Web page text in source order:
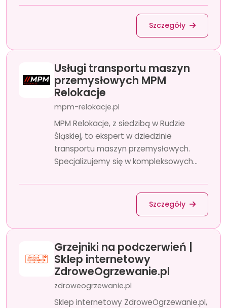
Szczegóły
Usługi transportu maszyn
przemysłowych MPM
Relokacje
mpm-relokacje.pl
MPM Relokacje, z siedzibą w Rudzie
Śląskiej, to ekspert w dziedzinie
transportu maszyn przemysłowych.
Specjalizujemy się w kompleksowych...
Szczegóły
Grzejniki na podczerwień |
Sklep internetowy
ZdroweOgrzewanie.pl
zdroweogrzewanie.pl
Sklep internetowy ZdroweOgrzewanie.pl,